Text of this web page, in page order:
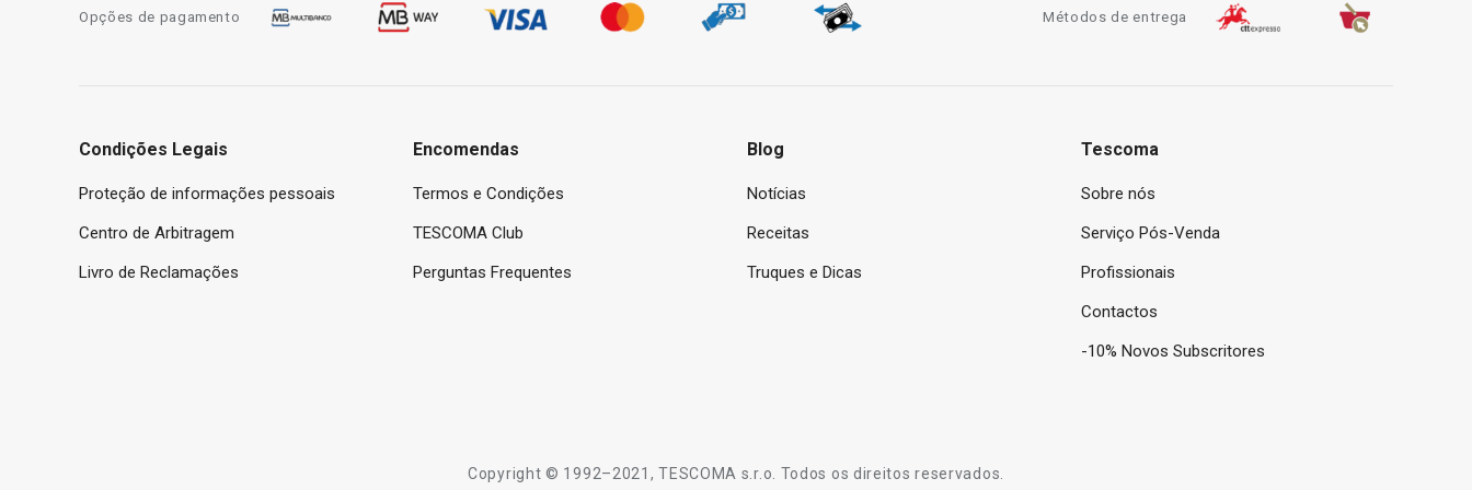
Opções de pagamento Métodos de entrega
Condições Legais
Proteção de informações pessoais
Centro de Arbitragem
Livro de Reclamações
Encomendas
Termos e Condições
TESCOMA Club
Perguntas Frequentes
Blog
Notícias
Receitas
Truques e Dicas
Tescoma
Sobre nós
Serviço Pós-Venda
Profissionais
Contactos
-10% Novos Subscritores
Copyright © 1992–2021, TESCOMA s.r.o. Todos os direitos reservados.